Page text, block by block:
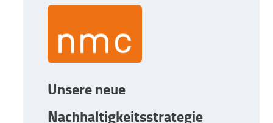
Unsere neue
Nachhaltigkeitsstrategie